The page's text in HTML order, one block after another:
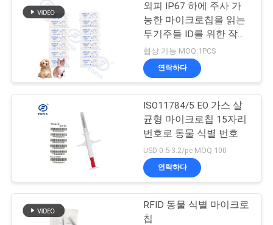
외피 IP67 하에 주사 가
능한 마이크로칩을 읽는
투기주들 ID를 위한 작은
태그
협상 가능 MOQ:1PCS
연락하다
ISO11784/5 EO 가스 살
균형 마이크로칩 15자리
번호로 동물 식별 번호
USD 0.5-3.2/pc MOQ:100
연락하다
RFID 동물 식별 마이크로
칩